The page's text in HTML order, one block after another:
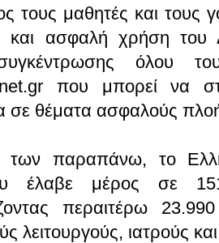
τους μαθητές και τους
και ασφαλή χρήση του
όλου
που μπορεί να
σε θέματα ασφαλούς
των παραπάνω, το
έλαβε μέρος σε
περαιτέρω 23.990
λειτουργούς, ιατρούς